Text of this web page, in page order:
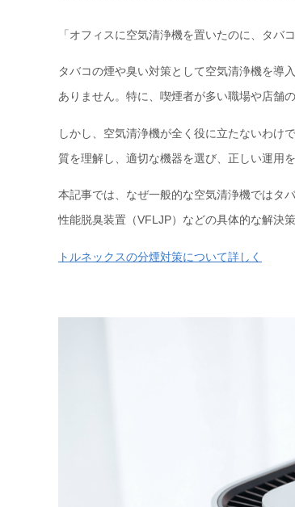
「オフィスに空気清浄機を置いたのに、タバ
タバコの煙や臭い対策として空気清浄機を導
ありません。特に、喫煙者が多い職場や店舗
しかし、空気清浄機が全く役に立たないわけ
質を理解し、適切な機器を選び、正しい運用
本記事では、なぜ一般的な空気清浄機ではタ
性能脱臭装置（VFLJP）などの具体的な解決策
トルネックスの分煙対策について詳しく